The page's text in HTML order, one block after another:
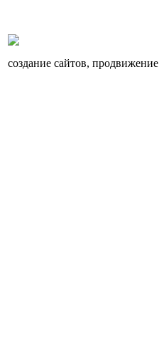
создание сайтов, продвижение